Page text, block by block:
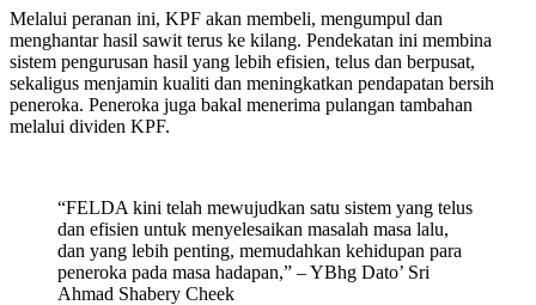
Melalui peranan ini, KPF akan membeli, mengumpul dan
menghantar hasil sawit terus ke kilang. Pendekatan ini membina
sistem pengurusan hasil yang lebih efisien, telus dan berpusat,
sekaligus menjamin kualiti dan meningkatkan pendapatan bersih
peneroka. Peneroka juga bakal menerima pulangan tambahan
melalui dividen KPF.
“FELDA kini telah mewujudkan satu sistem yang telus
dan efisien untuk menyelesaikan masalah masa lalu,
dan yang lebih penting, memudahkan kehidupan para
peneroka pada masa hadapan,” – YBhg Dato’ Sri
Ahmad Shabery Cheek